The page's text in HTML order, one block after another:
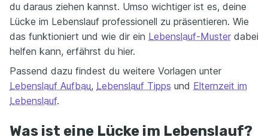
du daraus ziehen kannst. Umso wichtiger ist es, deine
Lücke im Lebenslauf professionell zu präsentieren. Wie
das funktioniert und wie dir ein Lebenslauf-Muster dabei
helfen kann, erfährst du hier.
Passend dazu findest du weitere Vorlagen unter
Lebenslauf Aufbau, Lebenslauf Tipps und Elternzeit im
Lebenslauf.
Was ist eine Lücke im Lebenslauf?